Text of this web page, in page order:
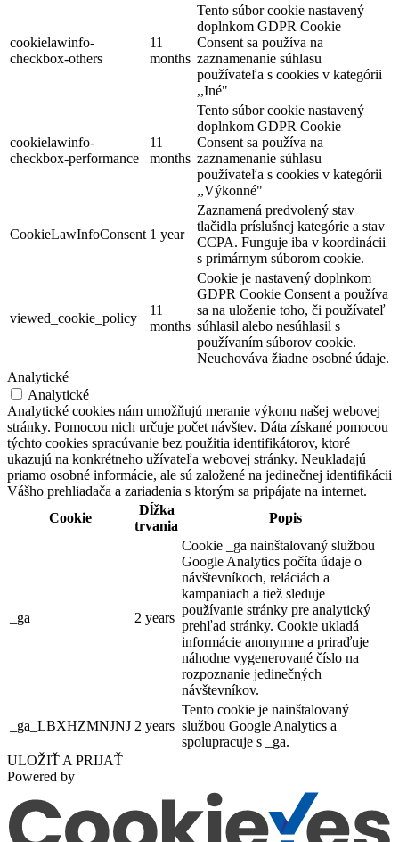
cookielawinfo-
checkbox-others
11
months
Tento súbor cookie nastavený
doplnkom GDPR Cookie
Consent sa používa na
zaznamenanie súhlasu
používateľa s cookies v kategórii
,,Iné"
cookielawinfo-
checkbox-performance
11
months
Tento súbor cookie nastavený
doplnkom GDPR Cookie
Consent sa používa na
zaznamenanie súhlasu
používateľa s cookies v kategórii
,,Výkonné"
CookieLawInfoConsent 1 year
Zaznamená predvolený stav
tlačidla príslušnej kategórie a stav
CCPA. Funguje iba v koordinácii
s primárnym súborom cookie.
viewed_cookie_policy
11
months
Cookie je nastavený doplnkom
GDPR Cookie Consent a používa
sa na uloženie toho, či používateľ
súhlasil alebo nesúhlasil s
používaním súborov cookie.
Neuchováva žiadne osobné údaje.
Analytické
Analytické
Analytické cookies nám umožňujú meranie výkonu našej webovej
stránky. Pomocou nich určuje počet návštev. Dáta získané pomocou
týchto cookies spracúvanie bez použitia identifikátorov, ktoré
ukazujú na konkrétneho užívateľa webovej stránky. Neukladajú
priamo osobné informácie, ale sú založené na jedinečnej identifikácii
Vášho prehliadača a zariadenia s ktorým sa pripájate na internet.
Cookie
Dĺžka
trvania
Popis
_ga 2 years
Cookie _ga nainštalovaný službou
Google Analytics počíta údaje o
návštevníkoch, reláciách a
kampaniach a tiež sleduje
používanie stránky pre analytický
prehľad stránky. Cookie ukladá
informácie anonymne a priraďuje
náhodne vygenerované číslo na
rozpoznanie jedinečných
návštevníkov.
_ga_LBXHZMNJNJ 2 years
Tento cookie je nainštalovaný
službou Google Analytics a
spolupracuje s _ga.
ULOŽIŤ A PRIJAŤ
Powered by